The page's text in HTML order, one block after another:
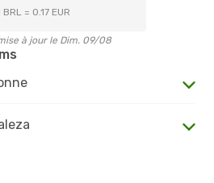
BRL = 0.17 EUR
à jour le Dim. 09/08